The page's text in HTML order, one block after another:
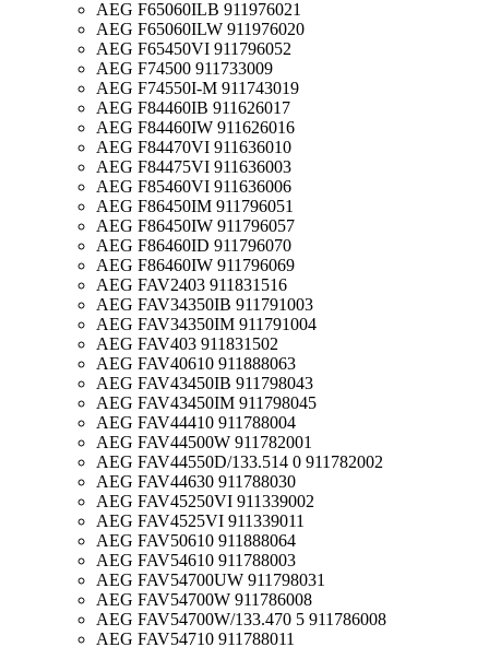
AEG F65060ILB 911976021
AEG F65060ILW 911976020
AEG F65450VI 911796052
AEG F74500 911733009
AEG F74550I-M 911743019
AEG F84460IB 911626017
AEG F84460IW 911626016
AEG F84470VI 911636010
AEG F84475VI 911636003
AEG F85460VI 911636006
AEG F86450IM 911796051
AEG F86450IW 911796057
AEG F86460ID 911796070
AEG F86460IW 911796069
AEG FAV2403 911831516
AEG FAV34350IB 911791003
AEG FAV34350IM 911791004
AEG FAV403 911831502
AEG FAV40610 911888063
AEG FAV43450IB 911798043
AEG FAV43450IM 911798045
AEG FAV44410 911788004
AEG FAV44500W 911782001
AEG FAV44550D/133.514 0 911782002
AEG FAV44630 911788030
AEG FAV45250VI 911339002
AEG FAV4525VI 911339011
AEG FAV50610 911888064
AEG FAV54610 911788003
AEG FAV54700UW 911798031
AEG FAV54700W 911786008
AEG FAV54700W/133.470 5 911786008
AEG FAV54710 911788011